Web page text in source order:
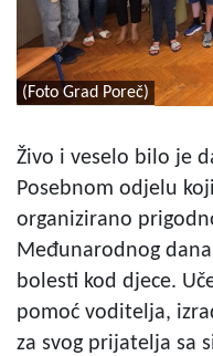
(Foto Grad Poreč)
Živo i veselo bilo je
Posebnom odjelu
organizirano
Međunarodnog
bolesti kod djece.
pomoć voditelja,
za svog prijatelja sa